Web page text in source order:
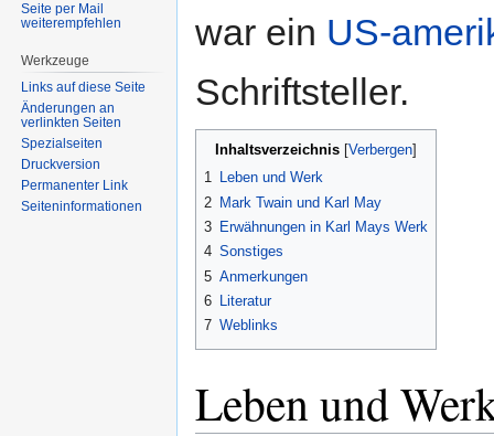
war ein US-
Schriftsteller.
Inhaltsverzeichnis
1 Leben und Werk
2 Mark Twain und Karl May
3 Erwähnungen in Karl Mays Werk
4 Sonstiges
5 Anmerkungen
6 Literatur
7 Weblinks
Leben und
Seite per Mail
weiterempfehlen
Werkzeuge
Links auf diese Seite
Änderungen an
verlinkten Seiten
Spezialseiten
Druckversion
Permanenter Link
Seiten­informationen